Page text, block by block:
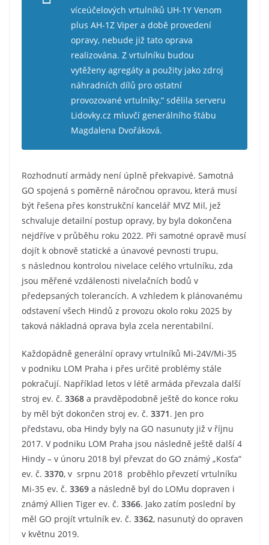
víceúčelových vrtulníků UH-1Y Venom
plus AH-1Z Viper a době provedení
opravy, nebude již tato oprava
realizována. Z vrtulníku budou
vytěženy agregáty a použity jako zdroj
náhradních dílů pro ostatní
provozované vrtulníky,“ sdělila serveru
Lidovky.cz mluvčí generálního štábu
Magdalena Dvořáková.
Rozhodnutí armády není úplně překvapivé. Samotná
GO spojená s poměrně náročnou opravou, která musí
být řešena přes konstrukční kancelář MVZ Mil, jež
schvaluje detailní postup opravy, by byla dokončena
nejdříve v průběhu roku 2022. Při samotné opravě musí
dojít k obnově statické a únavové pevnosti trupu,
s následnou kontrolou nivelace celého vrtulníku, zda
jsou měřené vzdálenosti nivelačních bodů v
předepsaných tolerancích. A vzhledem k plánovanému
odstavení všech Hindů z provozu okolo roku 2025 by
taková nákladná oprava byla zcela nerentabilní.
Každopádně generální opravy vrtulníků Mi-24V/Mi-35
v podniku LOM Praha i přes určité problémy stále
pokračují. Například letos v létě armáda převzala další
stroj ev. č. 3368 a pravděpodobně ještě do konce roku
by měl být dokončen stroj ev. č. 3371. Jen pro
představu, oba Hindy byly na GO nasunuty již v říjnu
2017. V podniku LOM Praha jsou následně ještě další 4
Hindy – v únoru 2018 byl převzat do GO známý „Kosťa“
ev. č. 3370, v srpnu 2018 proběhlo převzetí vrtulníku
Mi-35 ev. č. 3369 a následně byl do LOMu dopraven i
známý Allien Tiger ev. č. 3366. Jako zatím poslední by
měl GO projít vrtulník ev. č. 3362, nasunutý do opraven
v květnu 2019.